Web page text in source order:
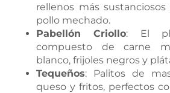
rellenos más
pollo mechado.
Pabellón Criollo: El
compuesto de carne
blanco, frijoles negros y
Tequeños: Palitos de
queso y fritos, perfectos